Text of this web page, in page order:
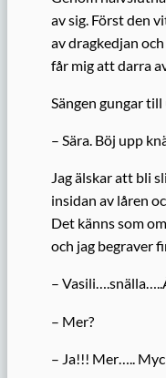
av sig. Först den
av dragkedjan
får mig att darra
Sängen gungar
– Sära. Böj upp
Jag älskar att bli
insidan av låren
Det känns som
och jag begraver
–
– Mer?
– Ja!!! Mer…..